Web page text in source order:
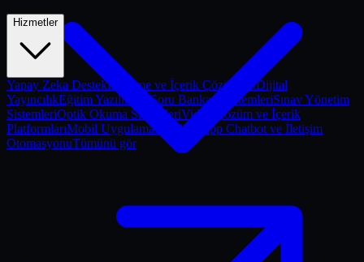
Hizmetler
Yapay Zeka Destekli Ölçme ve İçerik ÇözümleriDijital
YayıncılıkEğitim YazılımlarıSoru Bankası SistemleriSınav Yönetim
SistemleriOptik Okuma SistemleriVideo Çözüm ve İçerik
PlatformlarıMobil Uygulamalar
WhatsApp Chatbot ve İletişim
OtomasyonuTümünü gör